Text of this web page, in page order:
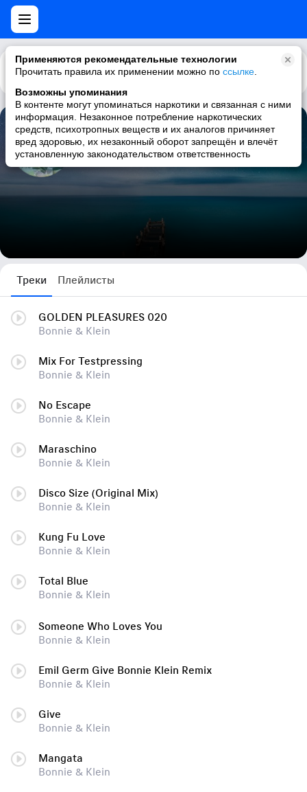
Применяются рекомендательные технологии
Прочитать правила их применении можно по ссылке
Возможны упоминания
В контенте могут упоминаться наркотики и связанная с ними
информация. Незаконное потребление наркотических
средств, психотропных веществ и их аналогов причиняет
вред здоровью, их незаконный оборот запрещён и влечёт
установленную законодательством ответственность
Каталог Рекомендации
Lounge ♫ N*Age ♫ Relax ♫ jazz
59215 треков
Треки Плейлисты
GOLDEN PLEASURES 020
Воnniе & Кlеin
Mix For Testpressing
Воnniе & Кlеin
No Escape
Bonnie & Klein
Maraschino
Воnniе & Кlеin
Disco Size (Original Mix)
Воnniе & Кlеin
Kung Fu Love
Bonnie & Klein
Total Blue
Bonnie & Klein
Someone Who Loves You
Воnniе & Кlеin
Emil Germ Give Bonnie Klein Remix
Воnniе & Кlеin
Give
Воnniе & Кlеin
Mangata
Воnniе & Кlеin